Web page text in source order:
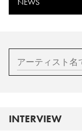
NEWS
INTERVIEW